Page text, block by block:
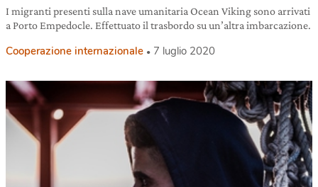
I migranti presenti sulla nave umanitaria Ocean Viking sono arrivati
a Porto Empedocle. Effettuato il trasbordo su un’altra imbarcazione.
Cooperazione internazionale 7 luglio 2020